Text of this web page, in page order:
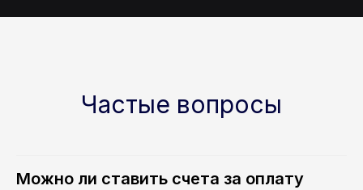
Частые вопросы
Можно ли ставить счета за оплату